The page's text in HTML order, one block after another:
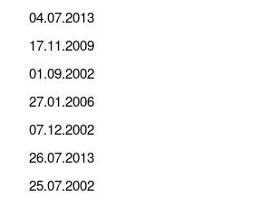
04.07.2013
17.11.2009
01.09.2002
27.01.2006
07.12.2002
26.07.2013
25.07.2002